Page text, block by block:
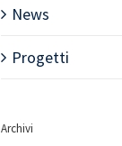
News
Progetti
Archivi